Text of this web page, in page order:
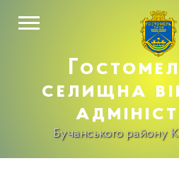
селищна
Бучанського району